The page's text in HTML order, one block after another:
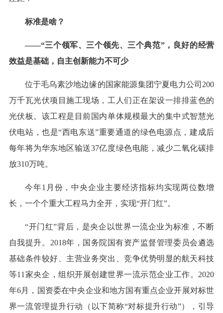
标准是啥？
——“三个领军、三个领先、三个典范”，良好的经营
效益是基础，自主创新能力不可少
位于毛乌素沙地边缘的国家能源集团宁夏电力公司200
万千瓦光伏项目施工现场，工人们正在架设一排排蓝色的
光伏板。该工程是目前国内单体规模最大的集中式智慧光
伏电站，也是“西电东送”重要通道的绿色电源点，建成后
每年将为华东地区输送37亿度绿色电能，减少二氧化碳排
放310万吨。
今年1月份，中央企业主要经济指标均实现两位数增
长，一个个重大工程马力全开，实现“开门红”。
“开门红”背后，是央企以世界一流企业为标准，不断
自我提升。2018年，国务院国有资产监督管理委员会遴选
基础条件较好、主营业务突出、竞争优势明显的航天科技
等11家央企，组织开展创建世界一流示范企业工作。2020
年6月，国资委在中央企业和地方国有重点企业开展对标世
界一流管理提升行动（以下简称“对标提升行动”），引导